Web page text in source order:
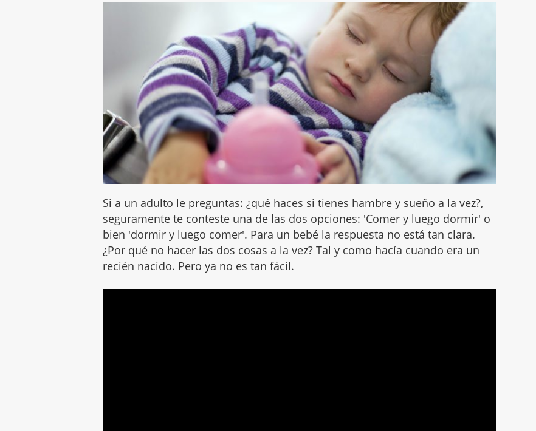
Si a un adulto le preguntas: ¿qué haces si tienes hambre y sueño a la vez?,
seguramente te conteste una de las dos opciones: 'Comer y luego dormir' o
bien 'dormir y luego comer'. Para un bebé la respuesta no está tan clara.
¿Por qué no hacer las dos cosas a la vez? Tal y como hacía cuando era un
recién nacido. Pero ya no es tan fácil.